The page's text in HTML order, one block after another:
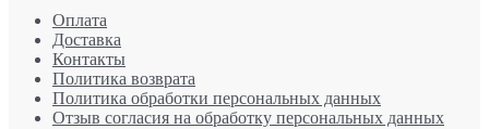
Оплата
Доставка
Контакты
Политика возврата
Политика обработки персональных данных
Отзыв согласия на обработку персональных данных